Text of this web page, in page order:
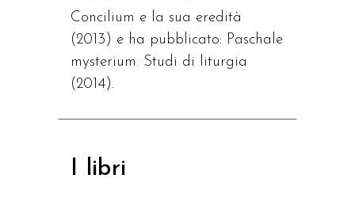
Concilium e la sua eredità
(2013) e ha pubblicato: Paschale
mysterium. Studi di liturgia
(2014).
I libri